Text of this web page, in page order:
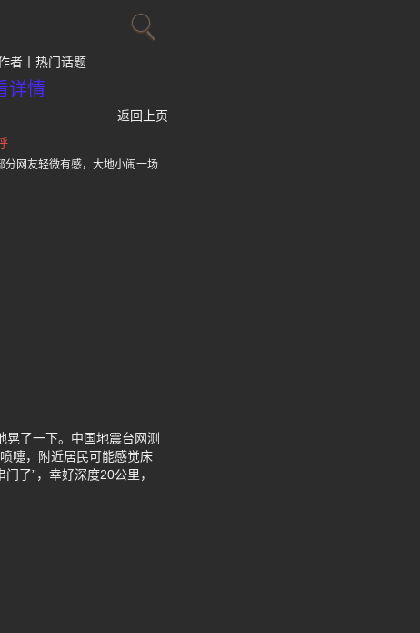
者 热门话题
详情
返回上页
网友轻微有感，大地小闹一场
了一下。中国地震台网测
嚏，附近居民可能感觉床
了”，幸好深度20公里，